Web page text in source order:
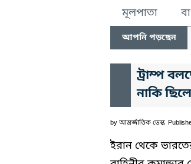
মূলপাতা
আপনি পড়ছেন
ট্রাম্প
নাকি
by আন্তর্জাতিক ডেস্ক
ইরান থেকে